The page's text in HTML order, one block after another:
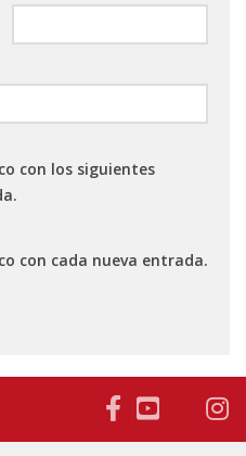
con los siguientes
con cada nueva entrada.